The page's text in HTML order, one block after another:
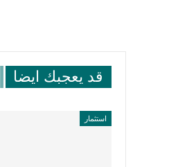
قد يعجبك ايضا
استثمار